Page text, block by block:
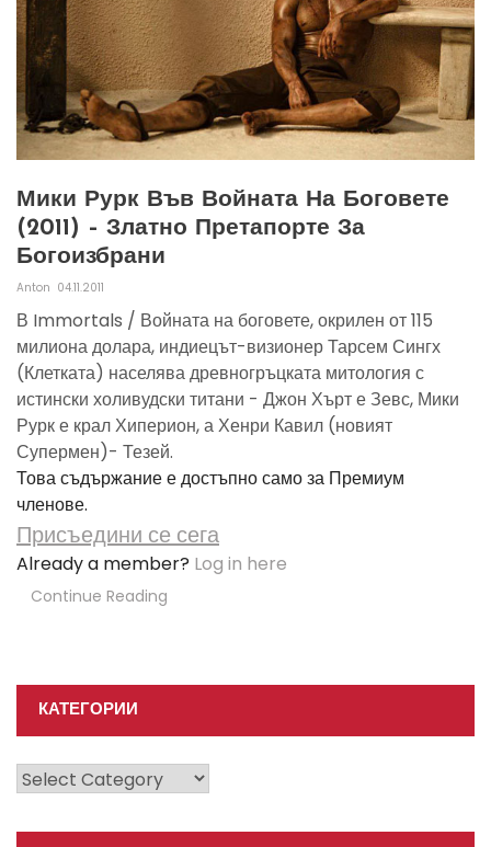
Мики Рурк Във Войната На Боговете
(2011) – Златно Претапорте За
Богоизбрани
Anton 04.11.2011
В Immortals / Войната на боговете, окрилен от 115
милиона долара, индиецът-визионер Тарсем Сингх
(Клетката) населява древногръцката митология с
истински холивудски титани - Джон Хърт е Зевс, Мики
Рурк е крал Хиперион, а Хенри Кавил (новият
Супермен)- Тезей.
Това съдържание е достъпно само за Премиум
членове.
Присъедини се сега
Already a member? Log in here
Continue Reading
КАТЕГОРИИ
Категории